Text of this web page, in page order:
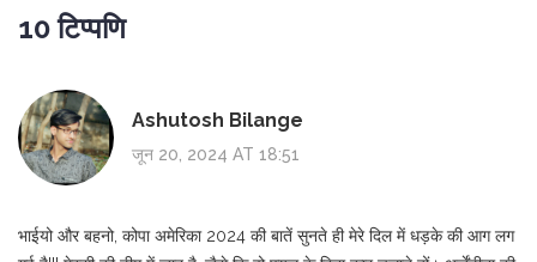
10 टिप्पणि
Ashutosh Bilange
जून 20, 2024 AT 18:51
भाईयो और बहनो, कोपा अमेरिका 2024 की बातें सुनते ही मेरे दिल में धड़के की आग लग